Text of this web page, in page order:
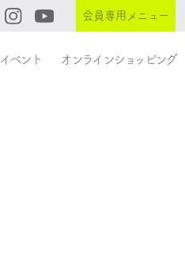
会員専用メニュー
イベント オンラインショッピング